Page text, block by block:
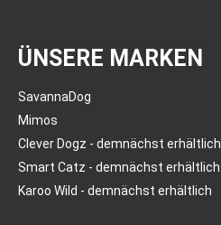
ÜNSERE MARKEN
SavannaDog
Mimos
Clever Dogz - demnächst erhältlich
Smart Catz - demnächst erhältlich
Karoo Wild - demnächst erhältlich